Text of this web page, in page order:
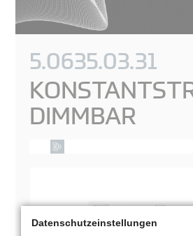
5.0635.03.31
DIMMBAR
Datenschutzeinstellungen